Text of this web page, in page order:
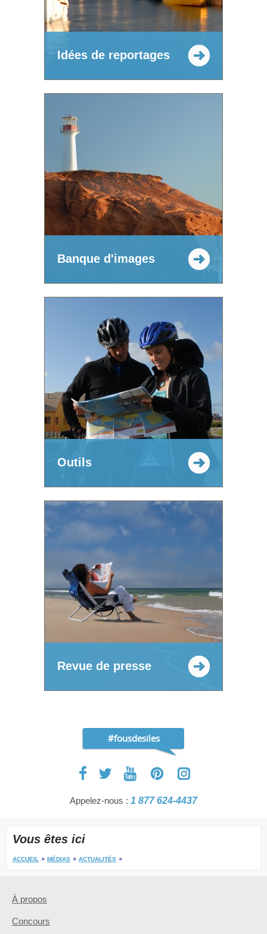
Idées de reportages
Banque d'images
Outils
Revue de presse
#fousdesiles
Appelez-nous : 1 877 624-4437
Vous êtes ici
ACCUEIL MÉDIAS ACTUALITÉS
À propos
Concours